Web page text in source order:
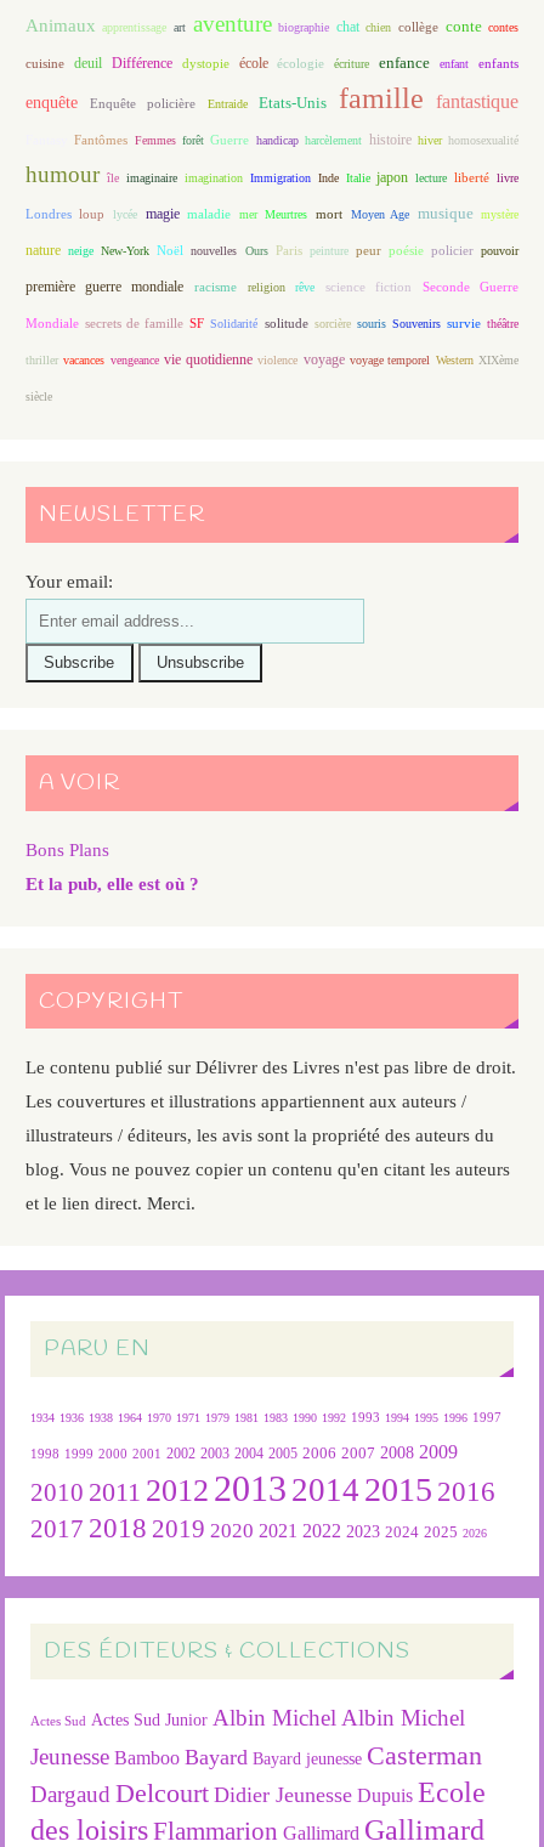
Animaux apprentissage art aventure biographie chat chien collège conte contes
cuisine deuil Différence dystopie école écologie écriture enfance enfant enfants
enquête Enquête policière Entraide Etats-Unis famille fantastique
Fantômes Femmes forêt Guerre handicap harcèlement histoire hiver homosexualité
humour île imaginaire imagination Immigration Inde Italie japon lecture liberté livre
Londres loup lycée magie maladie mer Meurtres mort Moyen Age musique mystère
nature neige New-York Noël nouvelles Ours Paris peinture peur poésie policier pouvoir
première guerre mondiale racisme religion rêve science fiction Seconde Guerre
Mondiale secrets de famille SF Solidarité solitude sorcière souris Souvenirs survie théâtre
thriller vacances vengeance vie quotidienne violence voyage voyage temporel Western XIXème
siècle
NEWSLETTER
Your email:
A VOIR
Bons Plans
Et la pub, elle est où ?
COPYRIGHT
Le contenu publié sur Délivrer des Livres n'est pas libre de droit.
Les couvertures et illustrations appartiennent aux auteurs /
illustrateurs / éditeurs, les avis sont la propriété des auteurs du
blog. Vous ne pouvez copier un contenu qu'en citant les auteurs
et le lien direct. Merci.
PARU EN
1934 1936 1938 1964 1970 1971 1979 1981 1983 1990 1992 1993 1994 1995 1996 1997
1998 1999 2000 2001 2002 2003 2004 2005 2006 2007 2008 2009
2010 2011 2012 2013 2014 2015 2016
2017 2018 2019 2020 2021 2022 2023 2024 2025 2026
DES ÉDITEURS & COLLECTIONS
Actes Sud Actes Sud Junior Albin Michel Albin Michel
Jeunesse Bamboo Bayard Bayard jeunesse Casterman
Dargaud Delcourt Didier Jeunesse Dupuis Ecole
des loisirsFlammarion Gallimard Gallimard